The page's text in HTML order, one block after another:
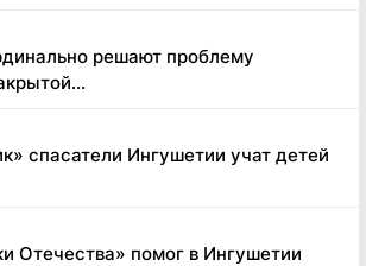
решают проблему
спасатели Ингушетии учат детей
Отечества» помог в Ингушетии